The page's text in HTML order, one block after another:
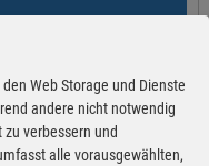
Web Storage und Dienste
andere nicht notwendig
verbessern und
alle vorausgewählten,